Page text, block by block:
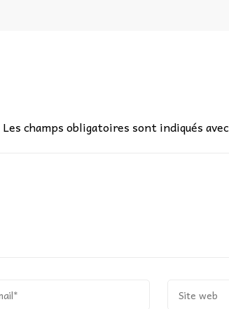
Les champs obligatoires sont indiqués avec